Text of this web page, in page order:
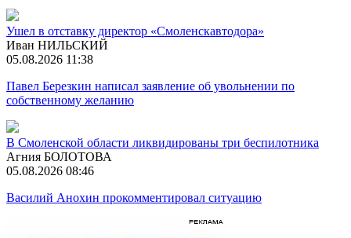
Ушел в отставку директор «Смоленскавтодора»
Иван НИЛЬСКИЙ
05.08.2026 11:38
Павел Березкин написал заявление об увольнении по
собственному желанию
В Смоленской области ликвидированы три беспилотника
Агния БОЛОТОВА
05.08.2026 08:46
Василий Анохин прокомментировал ситуацию